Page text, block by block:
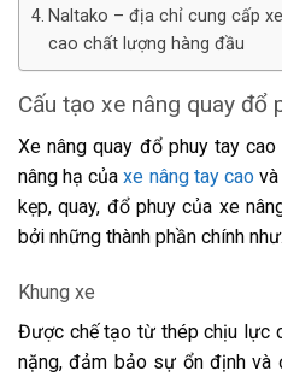
Naltako – địa chỉ cung cấp
cao chất lượng hàng đầu
Cấu tạo xe nâng quay đổ
Xe nâng quay đổ phuy tay
nâng hạ củaxe nâng tay caovà
kẹp, quay, đổ phuy của xe
bởi những thành phần chính như:
Khung xe
Được chế tạo từ thép chịu lực
nặng, đảm bảo sự ổn định và